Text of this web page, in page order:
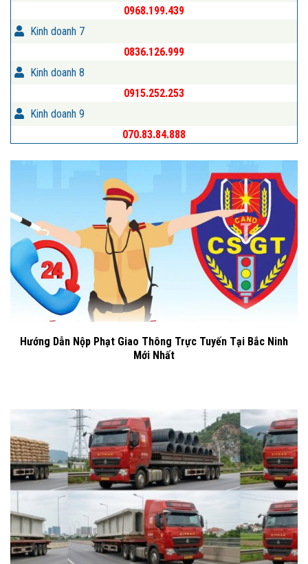
0968.199.439
Kinh doanh 7
0836.126.999
Kinh doanh 8
0915.252.253
Kinh doanh 9
070.83.84.888
Hướng Dẫn Nộp Phạt Giao Thông Trực Tuyến Tại Bắc Ninh
Mới Nhất